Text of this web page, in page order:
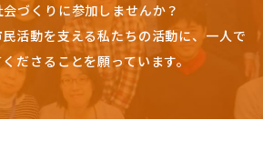
づくりに参加しませんか？
活動を支える私たちの活動に、一人で
ださることを願っています。